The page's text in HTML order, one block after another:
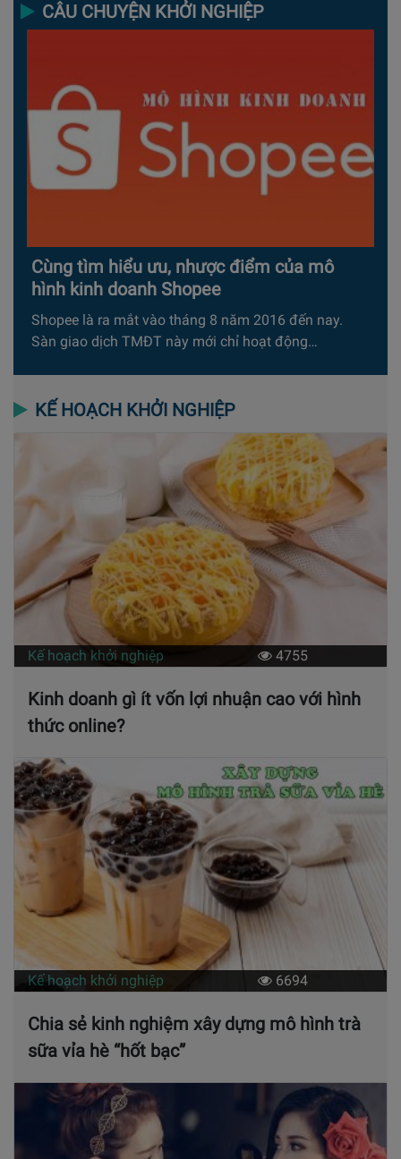
CÂU CHUYỆN KHỞI NGHIỆP
Cùng tìm hiểu ưu, nhược điểm của mô
hình kinh doanh Shopee
Shopee là ra mắt vào tháng 8 năm 2016 đến nay.
Sàn giao dịch TMĐT này mới chỉ hoạt động…
KẾ HOẠCH KHỞI NGHIỆP
Kế hoạch khởi nghiệp 4755
Kinh doanh gì ít vốn lợi nhuận cao với hình
thức online?
Kế hoạch khởi nghiệp 6694
Chia sẻ kinh nghiệm xây dựng mô hình trà
sữa vỉa hè “hốt bạc”